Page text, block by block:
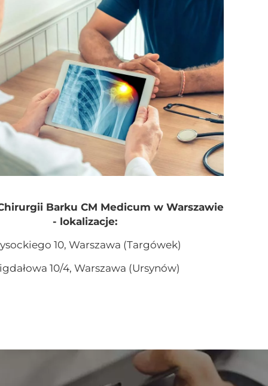
Barku CM Medicum w Warszawie
- lokalizacje:
10, Warszawa (Targówek)
10/4, Warszawa (Ursynów)